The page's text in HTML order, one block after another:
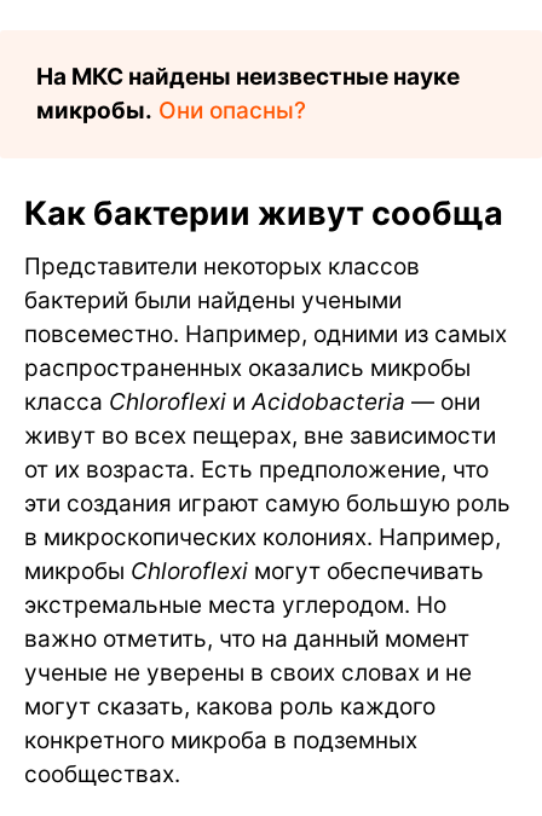
На МКС найдены неизвестные науке
микробы. Они опасны?
Как бактерии живут сообща
Представители некоторых классов
бактерий были найдены учеными
повсеместно. Например, одними из самых
распространенных оказались микробы
класса Chloroflexi иAcidobacteria — они
живут во всех пещерах, вне зависимости
от их возраста. Есть предположение, что
эти создания играют самую большую роль
в микроскопических колониях. Например,
микробы Chloroflexi могут обеспечивать
экстремальные места углеродом. Но
важно отметить, что на данный момент
ученые не уверены в своих словах и не
могут сказать, какова роль каждого
конкретного микроба в подземных
сообществах.